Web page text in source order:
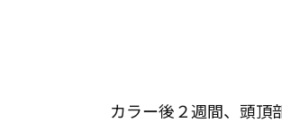
カラー後２週間、頭頂